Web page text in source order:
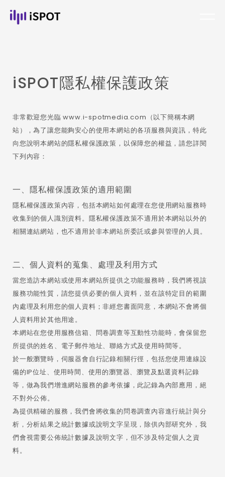
iSPOT隱私權保護政策
非常歡迎您光臨 www.i-spotmedia.com（以下簡稱本網
站），為了讓您能夠安心的使用本網站的各項服務與資訊，特此
向您說明本網站的隱私權保護政策，以保障您的權益，請您詳閱
下列內容：
一、隱私權保護政策的適用範圍
隱私權保護政策內容，包括本網站如何處理在您使用網站服務時
收集到的個人識別資料。隱私權保護政策不適用於本網站以外的
相關連結網站，也不適用於非本網站所委託或參與管理的人員。
二、個人資料的蒐集、處理及利用方式
當您造訪本網站或使用本網站所提供之功能服務時，我們將視該
服務功能性質，請您提供必要的個人資料，並在該特定目的範圍
內處理及利用您的個人資料；非經您書面同意，本網站不會將個
人資料用於其他用途。
本網站在您使用服務信箱、問卷調查等互動性功能時，會保留您
所提供的姓名、電子郵件地址、聯絡方式及使用時間等。
於一般瀏覽時，伺服器會自行記錄相關行徑，包括您使用連線設
備的IP位址、使用時間、使用的瀏覽器、瀏覽及點選資料記錄
等，做為我們增進網站服務的參考依據，此記錄為內部應用，絕
不對外公佈。
為提供精確的服務，我們會將收集的問卷調查內容進行統計與分
析，分析結果之統計數據或說明文字呈現，除供內部研究外，我
們會視需要公佈統計數據及說明文字，但不涉及特定個人之資
料。